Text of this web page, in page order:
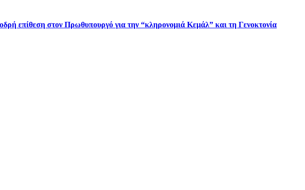
επίθεση στον Πρωθυπουργό για την “κληρονομιά Κεμάλ” και τη Γενοκτονία